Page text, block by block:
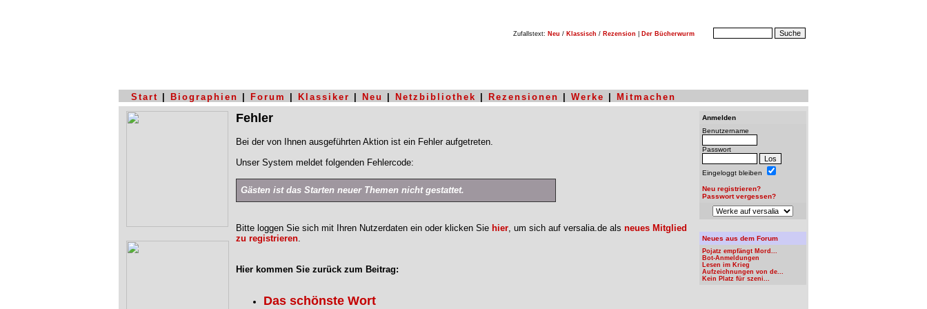
Zufallstext: Neu / Klassisch / Rezension Der Bücherwurm
Start Biographien Forum Klassiker Neu Netzbibliothek Rezensionen Werke Mitmachen
Fehler
Bei der von Ihnen ausgeführten Aktion ist ein Fehler aufgetreten.
Unser System meldet folgenden Fehlercode:
Gästen ist das Starten neuer Themen nicht gestattet.
Bitte loggen Sie sich mit Ihren Nutzerdaten ein oder klicken Sie hier, um sich auf versalia.de als neues Mitglied
zu registrieren.
Hier kommen Sie zurück zum Beitrag:
Das schönste Wort
Anmelden
Benutzername
Passwort
Eingeloggt bleiben
Neu registrieren?
Passwort vergessen?
Neues aus dem Forum
Pojatz empfängt Mord...
Bot-Anmeldungen
Lesen im Krieg
Aufzeichnungen von de...
Kein Platz für szeni...